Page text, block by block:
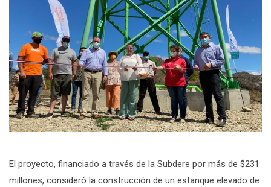
El proyecto, financiado a través de la Subdere por más de $231
millones, consideró la construcción de un estanque elevado de